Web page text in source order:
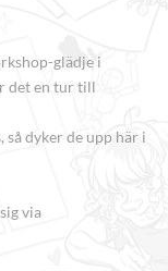
glädje i
det en tur till
dyker de upp här i
via